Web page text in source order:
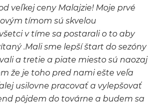
veľkej ceny Malajzie! Moje prvé
tímom sú skvelou
v tíme sa postarali o to aby
.Mali sme lepší štart do sezóny
a tretie a piate miesto sú naozaj
že je toho pred nami ešte veľa
usilovne pracovať a vylepšovať
pôjdem do továrne a budem sa